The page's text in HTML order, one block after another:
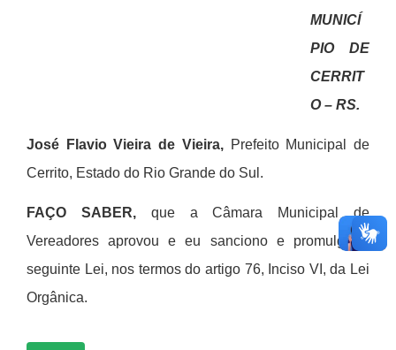
MUNICÍ
PIO DE
CERRIT
O – RS.
José Flavio Vieira de Vieira, Prefeito Municipal de
Cerrito, Estado do Rio Grande do Sul.
FAÇO SABER,que a Câmara Municipal de
Vereadores aprovou e eu sanciono e promulgo a
seguinte Lei, nos termos do artigo 76, Inciso VI, da Lei
Orgânica.